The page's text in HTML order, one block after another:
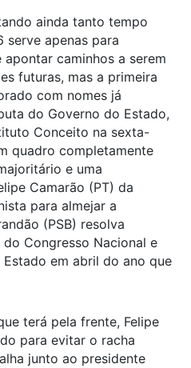
ainda tanto tempo
serve apenas para
caminhos a serem
futuras, mas a primeira
com nomes já
do Governo do Estado,
Conceito na sexta-
quadro completamente
e uma
Camarão (PT) da
para almejar a
(PSB) resolva
Congresso Nacional e
em abril do ano que
terá pela frente, Felipe
para evitar o racha
junto ao presidente